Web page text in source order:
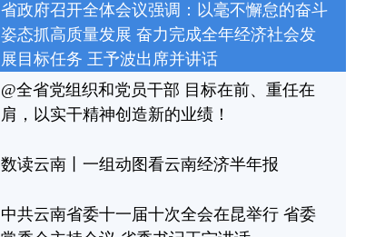
省政府召开全体会议强调：以毫不懈怠的奋斗
姿态抓高质量发展 奋力完成全年经济社会发
展目标任务 王予波出席并讲话
@全省党组织和党员干部 目标在前、重任在
肩，以实干精神创造新的业绩！
数读云南丨一组动图看云南经济半年报
中共云南省委十一届十次全会在昆举行 省委